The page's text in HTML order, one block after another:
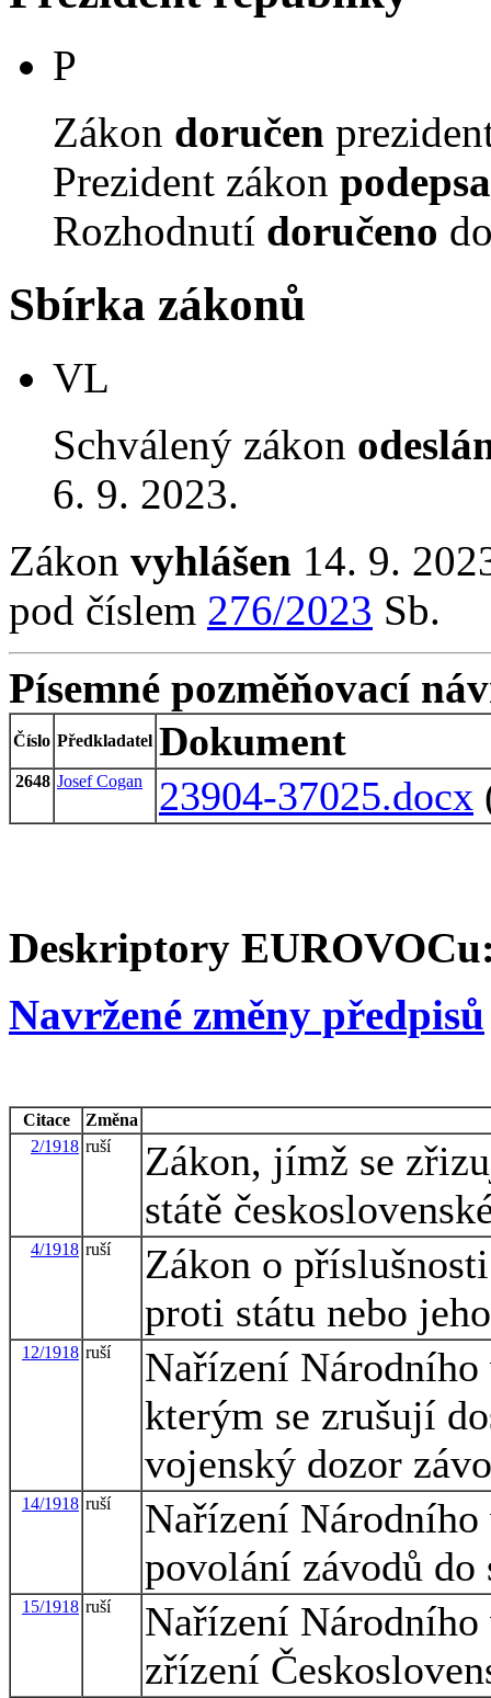
P
Zákon doručen
Prezident zákon
Rozhodnutí doručeno
Sbírka zákonů
VL
Schválený zákon
6. 9. 2023.
Zákon vyhlášen 14. 9.
pod číslem 276/2023 Sb.
Písemné pozměňovací
Číslo Předkladatel Dokument
2648 Josef Cogan 23904-37025.docx
Deskriptory
Navržené změny předpisů
Citace
Změna
2/1918 ruší
Zákon, jímž se
státě
4/1918 ruší
Zákon o
proti státu nebo
12/1918 ruší
Nařízení Národního
kterým se zrušují
vojenský dozor
14/1918 ruší
Nařízení Národního
povolání závodů do
15/1918 ruší
Nařízení Národního
zřízení